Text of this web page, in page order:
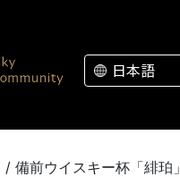
日本語
/ 備前ウイスキー杯「緋珀」